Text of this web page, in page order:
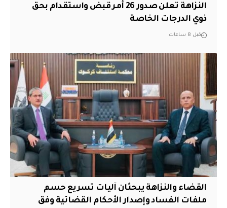
النزاهة تعلن صدور 26 أمر قبض واستقدام بحق
ذوي الدرجات الخاصة
قبل 8 ساعات
القضاء والنزاهة يبحثان آليات تسريع حسم
ملفات الفساد وإصدار الأحكام القضائية وفق